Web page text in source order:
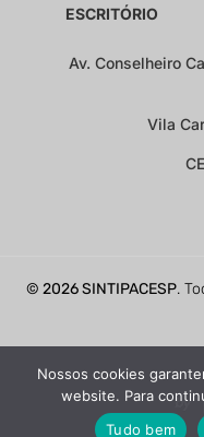
ESCRITÓRIO
Av. Conselheiro
Vila
© 2026 SINTIPACESP.
Nossos cookies
website. Para
Tudo bem